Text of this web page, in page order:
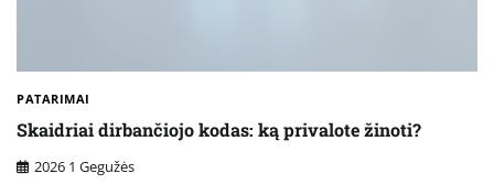
PATARIMAI
Skaidriai dirbančiojo kodas: ką privalote žinoti?
2026 1 Gegužės